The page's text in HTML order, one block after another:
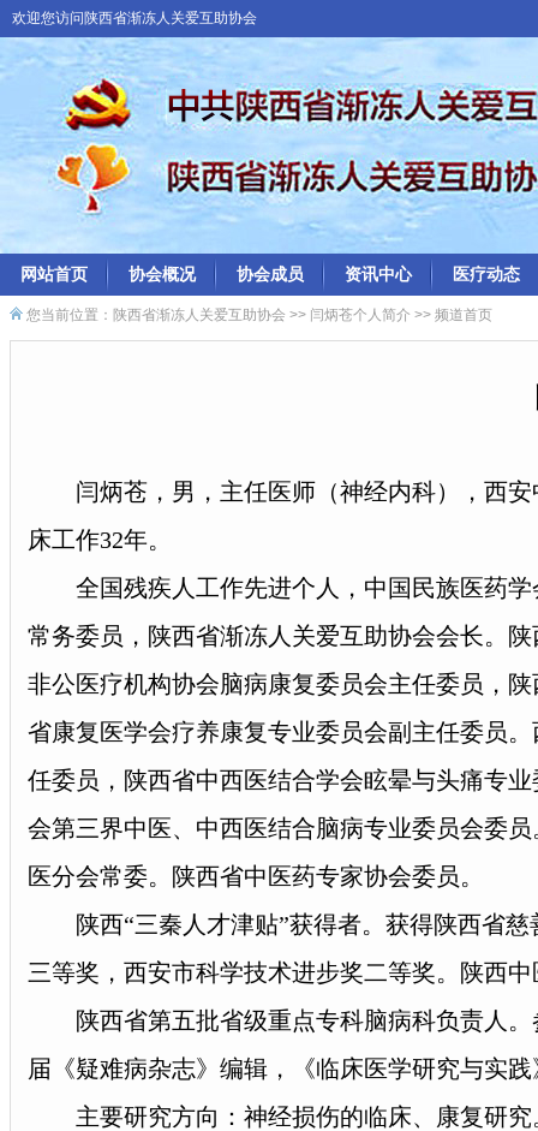
欢迎您访问陕西省渐冻人关爱互助协会
网站首页 协会概况 协会成员 资讯中心 医疗动态
您当前位置： 陕西省渐冻人关爱互助协会 >> 闫炳苍个人简介 >> 频道首页
闫炳苍，男，主任医师（神经内科），西
床工作32年。
全国残疾人工作先进个人，中国民族医药
常务委员，陕西省渐冻人关爱互助协会会长。
非公医疗机构协会脑病康复委员会主任委员，
省康复医学会疗养康复专业委员会副主任委员
任委员，陕西省中西医结合学会眩晕与头痛专
会第三界中医、中西医结合脑病专业委员会委
医分会常委。陕西省中医药专家协会委员。
陕西“三秦人才津贴”获得者。获得陕西省
三等奖，西安市科学技术进步奖二等奖。陕西
陕西省第五批省级重点专科脑病科负责人
届《疑难病杂志》编辑，《临床医学研究与实
主要研究方向：神经损伤的临床、康复研究